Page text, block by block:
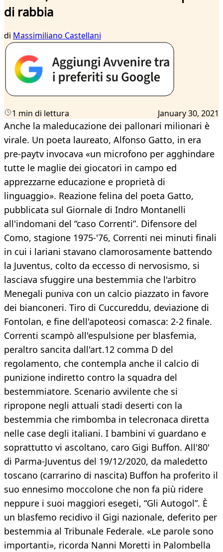
di rabbia
di Massimiliano Castellani
1 min di lettura January 30, 2021
Anche la maleducazione dei pallonari milionari è
virale. Un poeta laureato, Alfonso Gatto, in era
pre-paytv invocava «un microfono per agghindare
tutte le maglie dei giocatori in campo ed
apprezzarne educazione e proprietà di
linguaggio». Reazione felina del poeta Gatto,
pubblicata sul Giornale di Indro Montanelli
all'indomani del “caso Correnti”. Difensore del
Como, stagione 1975-'76, Correnti nei minuti finali
in cui i lariani stavano clamorosamente battendo
la Juventus, colto da eccesso di nervosismo, si
lasciava sfuggire una bestemmia che l'arbitro
Menegali puniva con un calcio piazzato in favore
dei bianconeri. Tiro di Cuccureddu, deviazione di
Fontolan, e fine dell'apoteosi comasca: 2-2 finale.
Correnti scampò all'espulsione per blasfemia,
peraltro sancita dall'art.12 comma D del
regolamento, che contempla anche il calcio di
punizione indiretto contro la squadra del
bestemmiatore. Scenario avvilente che si
ripropone negli attuali stadi deserti con la
bestemmia che rimbomba in telecronaca diretta
nelle case degli italiani. I bambini vi guardano e
soprattutto vi ascoltano, caro Gigi Buffon. All'80'
di Parma-Juventus del 19/12/2020, da maledetto
toscano (carrarino di nascita) Buffon ha proferito il
suo ennesimo moccolone che non fa più ridere
neppure i suoi maggiori esegeti, “Gli Autogol”. È
un blasfemo recidivo il Gigi nazionale, deferito per
bestemmia al Tribunale Federale. «Le parole sono
importanti», ricorda Nanni Moretti in Palombella